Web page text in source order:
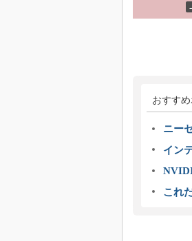
おすす
ニー
イン
これ